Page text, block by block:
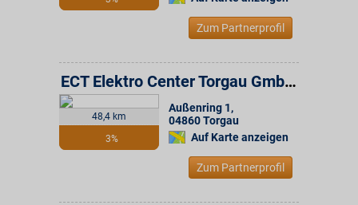
Zum Partnerprofil
48,4 km
3%
ECT Elektro Center Torgau GmbH Expert Fachmarkt
Außenring 1,
04860Torgau
Auf Karte anzeigen
Zum Partnerprofil